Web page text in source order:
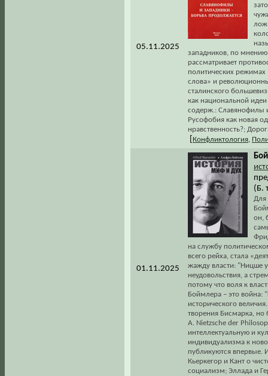
05.11.2025
западников, по
рассматривает
политических
слова» и
сталинского
как национальной
содерж.: Славянофилы
Русофобия как новая
нравственность?;
Конфликтология
01.11.2025
(Б.
Для
он,
на службу
всего рейха, стала
жажду власти: "Ницше
неудовольствия, а
потому что воля к
Боймлера – это война:
исторического
творения Бисмарка, но
А. Nietzsche der
интеллектуальную и
индивидуализма к
публикуются впервые.
Кьеркегор и Кант о
социализм; Эллада и